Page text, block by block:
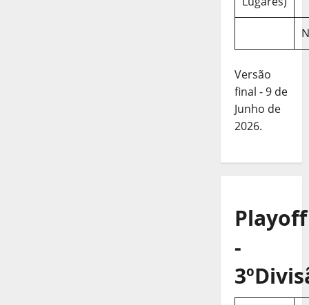
Versão
final - 9 de
Junho de
2026.
Playoff
-